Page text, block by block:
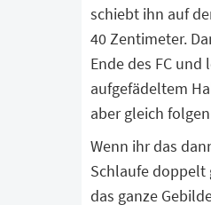
schiebt ihn auf
40 Zentimeter.
Ende des FC
aufgefädeltem
aber gleich
Wenn ihr das
Schlaufe doppelt
das ganze